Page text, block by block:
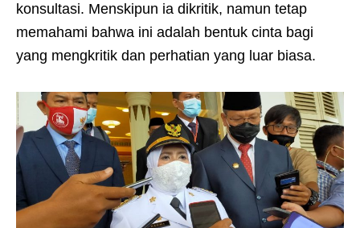
konsultasi. Menskipun ia dikritik, namun tetap
memahami bahwa ini adalah bentuk cinta bagi
yang mengkritik dan perhatian yang luar biasa.